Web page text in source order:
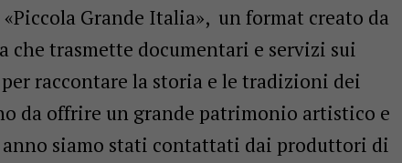
Grande Italia», un format creato da
trasmette documentari e servizi sui
raccontare la storia e le tradizioni dei
da offrire un grande patrimonio artistico e
anno siamo stati contattati dai produttori di